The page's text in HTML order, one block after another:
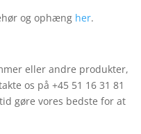
og ophæng her.
eller andre produkter,
os på +45 51 16 31 81
gøre vores bedste for at